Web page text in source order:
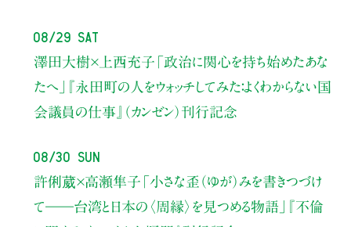
08/29 Sat
澤田大樹×上西充子 「政治に関心を持ち始めたあな
たへ」
『永田町の人をウォッチしてみた：よくわからない国
会議員の仕事』（カンゼン）刊行記念
08/30 Sun
許俐葳×高瀬隼子 「小さな歪（ゆが）みを書きつづけ
て――台湾と日本の〈周縁〉を見つめる物語」
『不倫